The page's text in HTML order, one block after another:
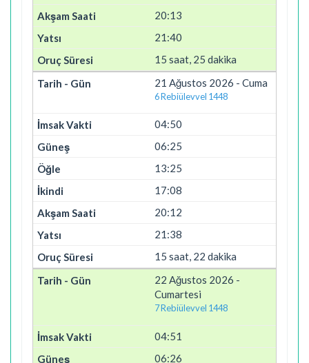
20:13
21:40
15 saat, 25 dakika
21 Ağustos 2026 - Cuma
6 Rebiülevvel 1448
04:50
06:25
13:25
17:08
20:12
21:38
15 saat, 22 dakika
22 Ağustos 2026 -
Cumartesi
7 Rebiülevvel 1448
04:51
06:26